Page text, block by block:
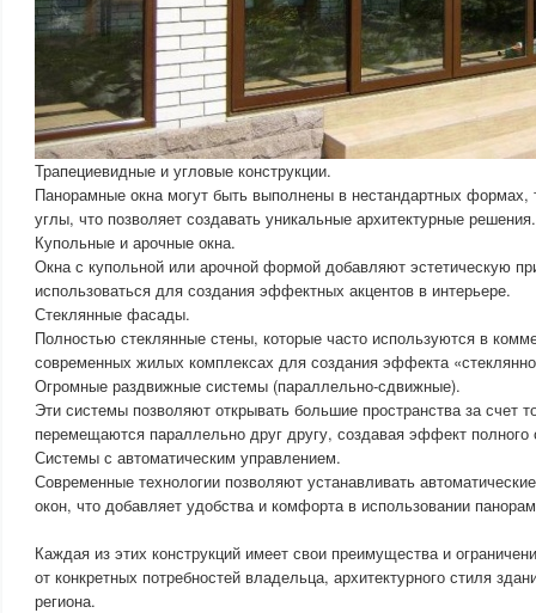
Трапециевидные и угловые конструкции.
Панорамные окна могут быть выполнены в нестандартных формах,
углы, что позволяет создавать уникальные архитектурные решения.
Купольные и арочные окна.
Окна с купольной или арочной формой добавляют эстетическую
использоваться для создания эффектных акцентов в интерьере.
Стеклянные фасады.
Полностью стеклянные стены, которые часто используются в
современных жилых комплексах для создания эффекта
Огромные раздвижные системы (параллельно-сдвижные).
Эти системы позволяют открывать большие пространства за счет
перемещаются параллельно друг другу, создавая эффект полного
Системы с автоматическим управлением.
Современные технологии позволяют устанавливать
окон, что добавляет удобства и комфорта в использовании
Каждая из этих конструкций имеет свои преимущества и
от конкретных потребностей владельца, архитектурного стиля
региона.